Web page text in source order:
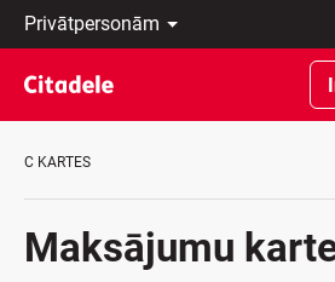
Privātpersonām
Uzņēmumiem
Private
Banking
Par
C
lv
Latviski
По-
русски
In
C KARTES
Maksājumu